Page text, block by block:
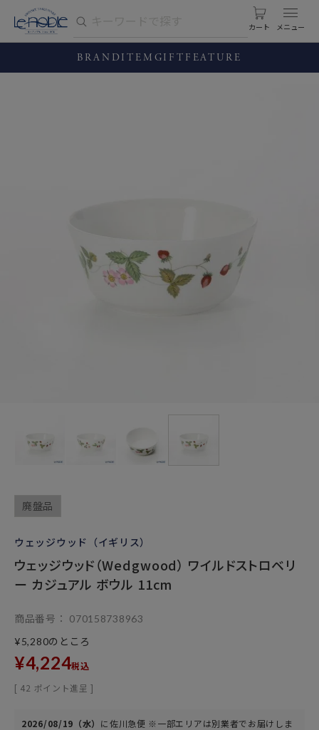
カート
BRANDITEM GIFT FEATURE
廃盤品
ウェッジウッド（イギリス）
ウェッジウッド（Wedgwood） ワイルドストロベリ
ー カジュアル ボウル 11cm
商品番号
070158738963
¥5,280のところ
¥4,224税込
[ 42 ポイント進呈 ]
2026/08/19（水） に佐川急便 ※一部エリアは別業者でお届けしま